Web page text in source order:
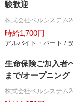
験歓迎
株式会社ベルシステム
時給1,700円
アルバイト・パート /
生命保険ご加入者
まで/オープニング
株式会社ベルシステム